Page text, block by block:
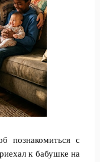
познакомиться с
к бабушке на